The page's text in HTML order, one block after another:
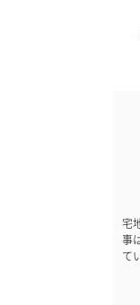
宅
事
て